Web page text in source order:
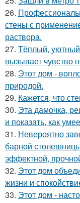
26.
стены с
раствора.
27. Тёплый,
вызывает чувство
28. Этот дом -
природой.
29. Кажется, что
30. Эта дамочка,
и показать, как
31. Невероятно
барной
эффектной,
32. Этот дом
жизни и
33. Этот дом -